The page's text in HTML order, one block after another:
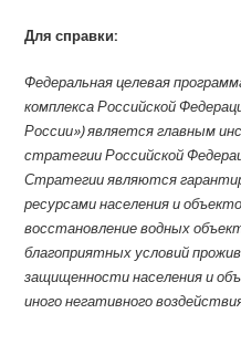
Для справки:
Федеральная целевая
комплекса Российской
России») является главным
стратегии Российской
Стратегии являются
ресурсами населения и
восстановление водных
благоприятных условий
защищенности населения и
иного негативного